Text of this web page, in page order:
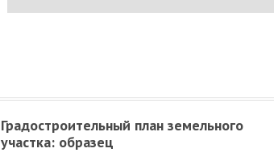
Градостроительный план земельного
участка: образец